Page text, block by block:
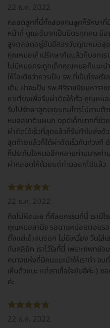
22 ธ.ค. 2022
คลอดลูกที่นี่ทั้งสองคนลูกก็รักษาที่
หน้าที่ ดูแลดีมากเป็นมิตรทุกคน มีอ
สูงตลอดอยู่ยันฮีสองวันคุณหมอสุช
คุณหมอเค้าปรึกษากันแล้วก็บอกเร
ไม่มีหมอกระดูกเด็กคุณหมอก็แนะ
ให้ไอเดียว่าควรเป็น รพ.ที่เป็นโรง
เต็ม น่าจะเป็น รพ.ศิริราชปิยมหารา
หาเตียงเพื่อรีบผ่าตัดให้เร็ว คุณหมอ
รีบไปรักษาลูกเลยแถมโทรไปถามด้
หมอสุชาติแผนก opdเด็กมากที่ช่วย
ผ่าตัดได้เร็วที่สุดแล้วก็รีบทำใบส่งตั
สุดท้ายแล้วก็ได้ผ่าตัดเร็วทันท่วง
ก็ประทับใจหมออีกหลายท่านบางท่
ผ่าคลอดให้ด้วยแต่ท่านออกไปแล้ว
22 ธ.ค. 2022
คิดไม่ผิดเลย ที่ศัลยกรรมที่นี่ เรามี
คุณหมอสานิจ รอนานหน่อยตอนร
ตั้งแต่เข้าจนออก ไม่มีเหวี่ยง วีนใส่
กับคลินิค เราไว้ใจที่นี่ เพราะแพท
คบางแห่งที่มีคนแนะนำให้เราทำ จ
เห็นด้วยนะ แต่เราเชื่อใจยันฮีค่ะ )
ค่ะ
22 ธ.ค. 2022